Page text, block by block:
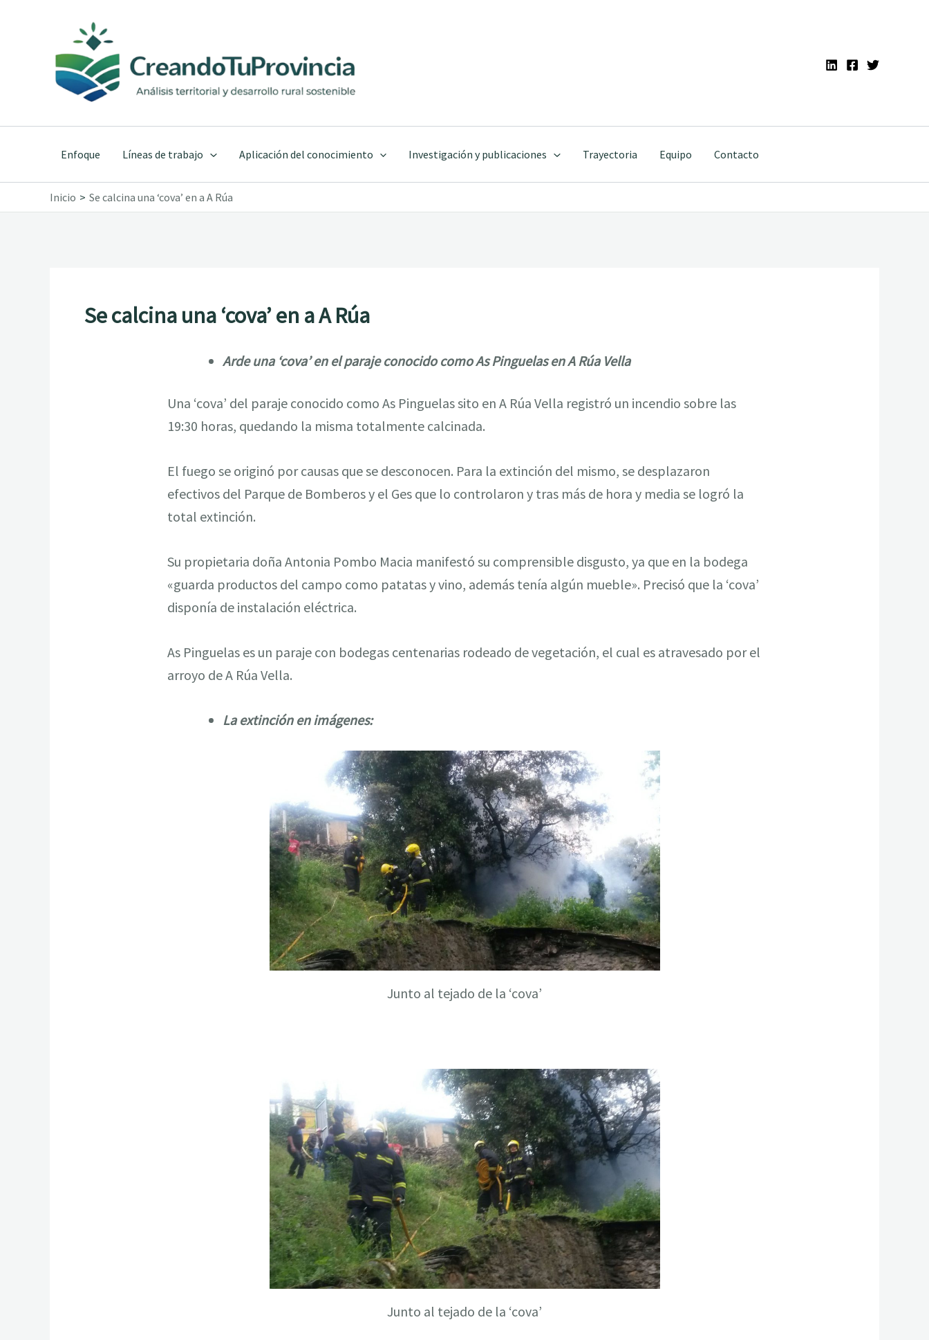
contenido
Enfoque Líneas de trabajo Aplicación del conocimiento Investigación y publicaciones Trayectoria Equipo Contacto
Inicio Se calcina una ‘cova’ en a A Rúa
Se calcina una ‘cova’ en a A Rúa
Arde una ‘cova’ en el paraje conocido como As Pinguelas en A Rúa Vella
Una ‘cova’ del paraje conocido como As Pinguelas sito en A Rúa Vella registró un incendio sobre las
19:30 horas, quedando la misma totalmente calcinada.
El fuego se originó por causas que se desconocen. Para la extinción del mismo, se desplazaron
efectivos del Parque de Bomberos y el Ges que lo controlaron y tras más de hora y media se logró la
total extinción.
Su propietaria doña Antonia Pombo Macia manifestó su comprensible disgusto, ya que en la bodega
«guarda productos del campo como patatas y vino, además tenía algún mueble». Precisó que la ‘cova’
disponía de instalación eléctrica.
As Pinguelas es un paraje con bodegas centenarias rodeado de vegetación, el cual es atravesado por el
arroyo de A Rúa Vella.
La extinción en imágenes:
Junto al tejado de la ‘cova’
Junto al tejado de la ‘cova’